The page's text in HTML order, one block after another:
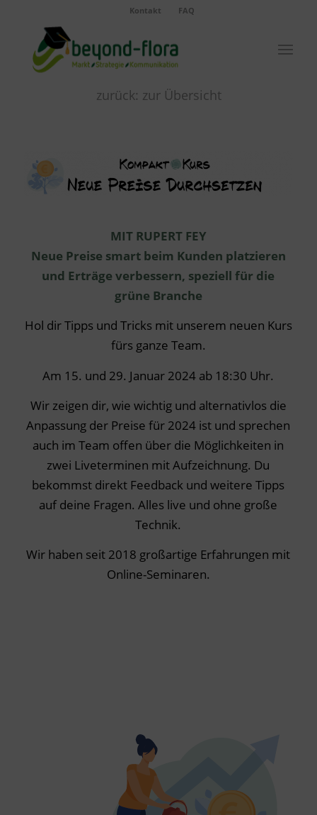
Kontakt FAQ
zurück: zur Übersicht
MIT RUPERT FEY
Neue Preise smart beim Kunden platzieren
und Erträge verbessern, speziell für die
grüne Branche
Hol dir Tipps und Tricks mit unserem neuen Kurs
fürs ganze Team.
Am 15. und 29. Januar 2024 ab 18:30 Uhr.
Wir zeigen dir, wie wichtig und alternativlos die
Anpassung der Preise für 2024 ist und sprechen
auch im Team offen über die Möglichkeiten in
zwei Liveterminen mit Aufzeichnung. Du
bekommst direkt Feedback und weitere Tipps
auf deine Fragen. Alles live und ohne große
Technik.
Wir haben seit 2018 großartige Erfahrungen mit
Online-Seminaren.